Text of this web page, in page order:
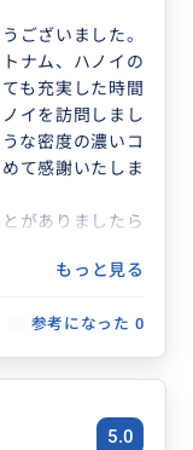
ございました。
ナム、ハノイの
も充実した時間
イを訪問しまし
な密度の濃いコ
て感謝いたしま
がありましたら
city yesterday.
to spend a ve
time we visited
such a dens
I would like
もっと見る
参考になった 0
5.0